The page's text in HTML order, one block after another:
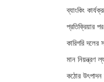
ব্যাংকিং
প্রতিক্রিয়ার
কারিগরি
মান নিয়ন্ত্রণ
কঠোর উৎপাদন